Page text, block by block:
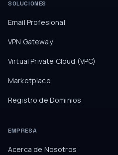
SOLUCIONES
Email Profesional
VPN Gateway
Virtual Private Cloud (VPC)
Marketplace
Registro de Dominios
EMPRESA
Acerca de Nosotros